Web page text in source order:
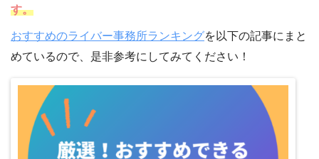
す。
おすすめのライバー事務所ランキングを以下の記事にまと
めているので、是非参考にしてみてください！